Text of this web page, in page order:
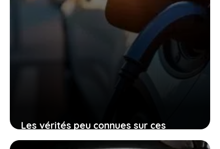
Les vérités peu connues sur ces
voitures électriques françaises